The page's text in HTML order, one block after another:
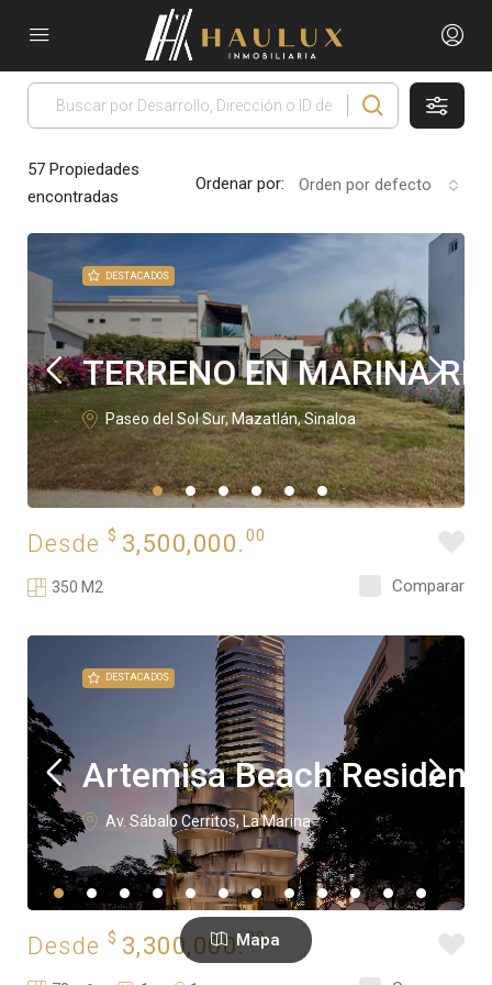
57 Propiedades
encontradas
Ordenar por: Orden por defecto
DESTACADOS
TERRENO EN MARINA
Paseo del Sol Sur, Mazatlán, Sinaloa
Desde $ 3,500,000. 00
350 M2 Comparar
DESTACADOS
Artemisa Beach
Av. Sábalo Cerritos, La Marina
Desde $ 3,300,000.00
Mapa